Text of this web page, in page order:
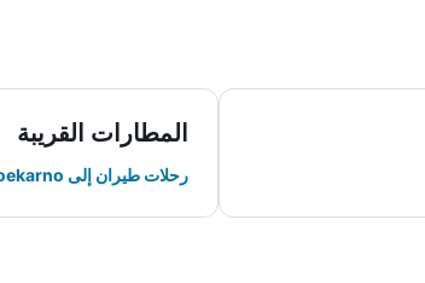
المطارات القريبة
رحلات طيران إلى Fatmawati Soekarno